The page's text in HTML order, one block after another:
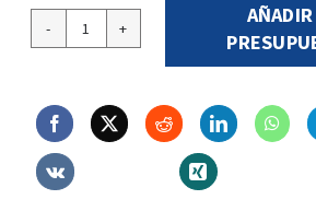
Lentes
Panorámicas
cantidade